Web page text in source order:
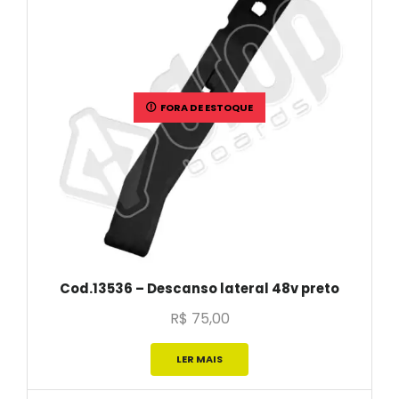
FORA DE ESTOQUE
Cod.13536 – Descanso lateral 48v preto
R$ 75,00
LER MAIS